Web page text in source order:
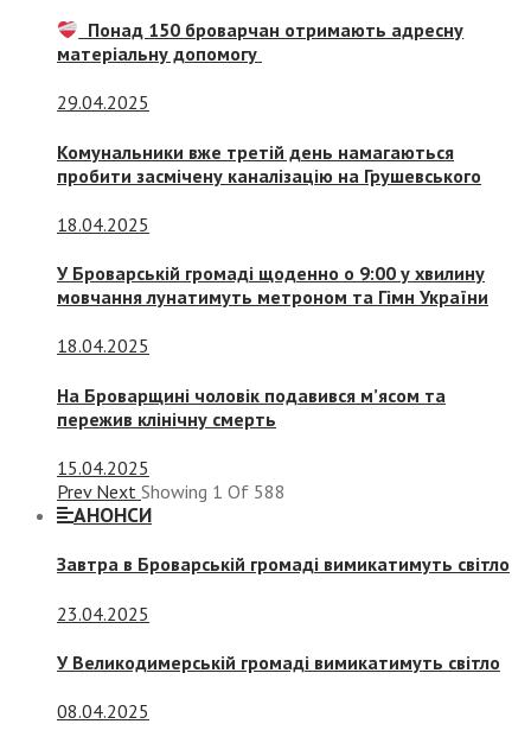
Понад 150 броварчан отримають адресну
матеріальну допомогу
29.04.2025
Комунальники вже третій день намагаються
пробити засмічену каналізацію на Грушевського
18.04.2025
У Броварській громаді щоденно о 9:00 у хвилину
мовчання лунатимуть метроном та Гімн України
18.04.2025
На Броварщині чоловік подавився м’ясом та
пережив клінічну смерть
15.04.2025
Prev Next Showing 1 Of 588
АНОНСИ
Завтра в Броварській громаді вимикатимуть світло
23.04.2025
У Великодимерській громаді вимикатимуть світло
08.04.2025